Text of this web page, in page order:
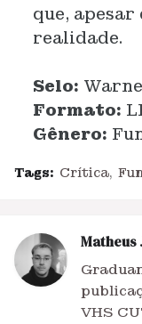
que, apesar
realidade.
Selo:
Formato:
Gênero:
Tags: Crítica
Matheus
VHS